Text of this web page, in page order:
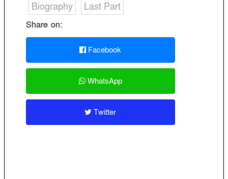
Biography Last Part
Share on:
Facebook
WhatsApp
Twitter